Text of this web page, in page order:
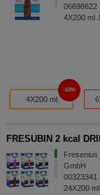
06698622
4X200 ml
4X200 ml
63%
FRESUBIN 2 kcal
Fresenius
GmbH
00323341
24X200 ml